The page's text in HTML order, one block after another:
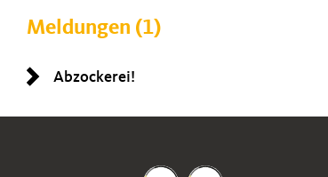
Meldungen (1)
Abzockerei!